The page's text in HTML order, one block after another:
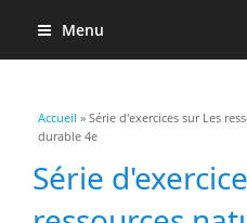
Menu
Vous êtes ici
Accueil » Série d'exercices sur Les
durable 4e
Série